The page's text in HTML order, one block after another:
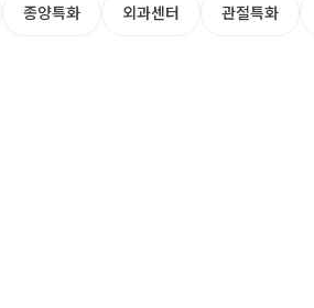
종양특화 외과센터 관절특화